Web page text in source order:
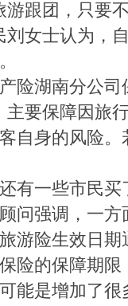
团，只要不
刘女士认为，
湖南分公司
主要保障因旅
自身的风险
一些市民买
问强调，一
游险生效日
险的保障期
能是增加了